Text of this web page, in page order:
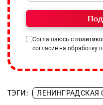
Соглашаюсь с
согласие на обработку
ТЭГИ: ЛЕНИНГРАДСКАЯ